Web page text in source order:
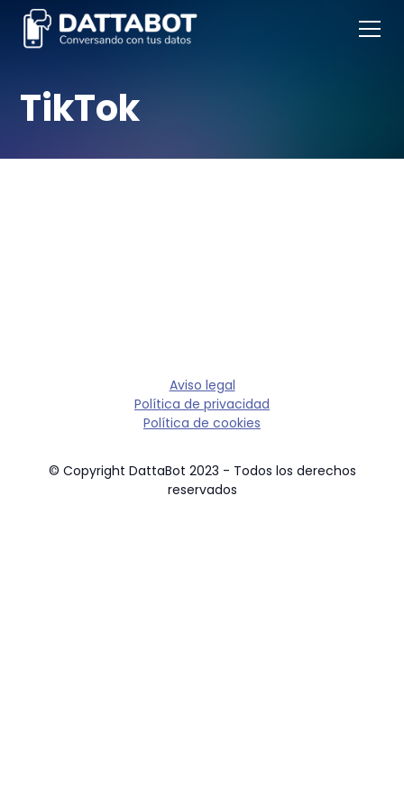
TikTok
© Copyright DattaBot 2023 - Todos los derechos
reservados
Aviso legal
Política de privacidad
Política de cookies